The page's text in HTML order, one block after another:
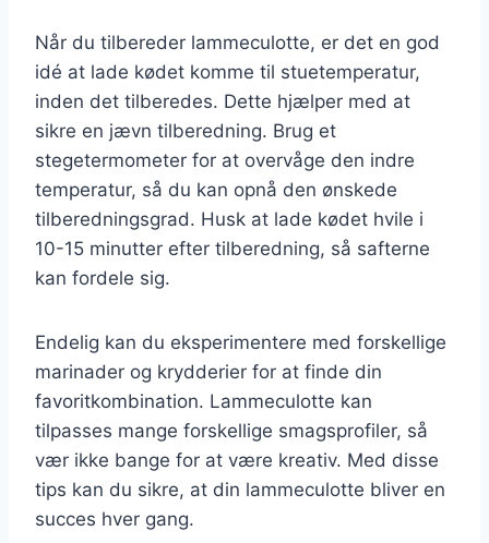
Når du tilbereder lammeculotte, er det en god
idé at lade kødet komme til stuetemperatur,
inden det tilberedes. Dette hjælper med at
sikre en jævn tilberedning. Brug et
stegetermometer for at overvåge den indre
temperatur, så du kan opnå den ønskede
tilberedningsgrad. Husk at lade kødet hvile i
10-15 minutter efter tilberedning, så safterne
kan fordele sig.
Endelig kan du eksperimentere med forskellige
marinader og krydderier for at finde din
favoritkombination. Lammeculotte kan
tilpasses mange forskellige smagsprofiler, så
vær ikke bange for at være kreativ. Med disse
tips kan du sikre, at din lammeculotte bliver en
succes hver gang.